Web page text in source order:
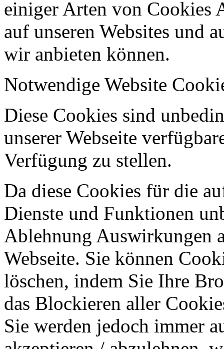
einiger Arten von Cookies
auf unseren Websites und
wir anbieten können.
Notwendige Website
Diese Cookies sind
unserer Webseite
Verfügung zu stellen.
Da diese Cookies für die
Dienste und Funktionen
Ablehnung Auswirkungen
Webseite. Sie können
löschen, indem Sie Ihre
das Blockieren aller
Sie werden jedoch immer